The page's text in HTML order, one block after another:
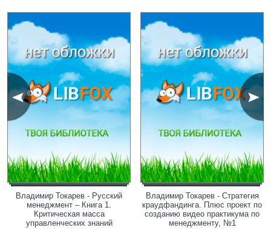
Владимир Токарев - Русский
менеджмент – Книга 1.
Критическая масса
управленческих знаний
Владимир Токарев - Стратегия
краудфандинга. Плюс проект по
созданию видео практикума по
менеджменту, №1